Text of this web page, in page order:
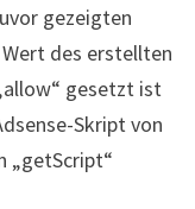
gezeigten
des erstellten
gesetzt ist
Skript von
„getScript“